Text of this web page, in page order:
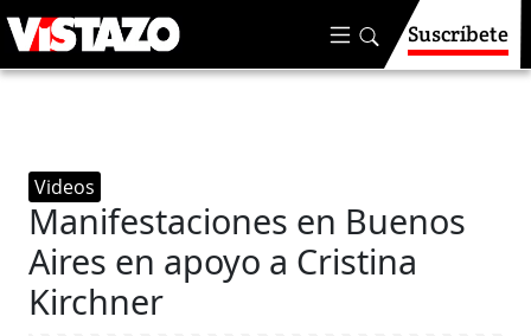
Suscríbete
Videos
Manifestaciones en Buenos
Aires en apoyo a Cristina
Kirchner